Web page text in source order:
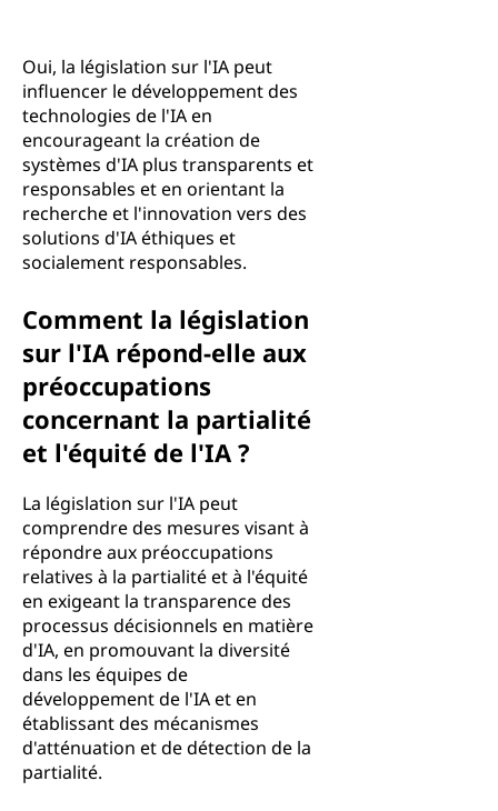
Oui, la législation sur l'IA peut
influencer le développement des
technologies de l'IA en
encourageant la création de
systèmes d'IA plus transparents et
responsables et en orientant la
recherche et l'innovation vers des
solutions d'IA éthiques et
socialement responsables.
Comment la législation
sur l'IA répond-elle aux
préoccupations
concernant la partialité
et l'équité de l'IA ?
La législation sur l'IA peut
comprendre des mesures visant à
répondre aux préoccupations
relatives à la partialité et à l'équité
en exigeant la transparence des
processus décisionnels en matière
d'IA, en promouvant la diversité
dans les équipes de
développement de l'IA et en
établissant des mécanismes
d'atténuation et de détection de la
partialité.